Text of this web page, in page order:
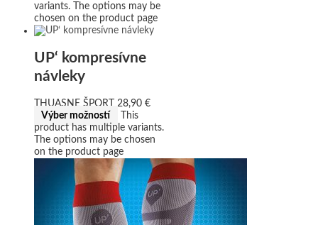
variants. The options may be
chosen on the product page
UP‘ kompresívne
návleky
THUASNE ŠPORT 28,90 €
Výber možností
This
product has multiple variants.
The options may be chosen
on the product page